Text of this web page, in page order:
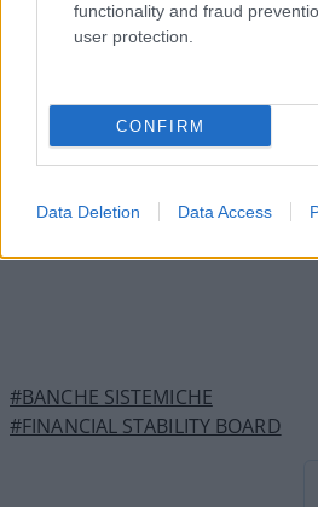
functionality and fraud
user protection.
CONFIRM
Data Deletion Data Access
squadre del Dragone.
sette le banche sistemiche
Bper, Bnl, Mediobanca e il
Iccrea.
#BANCHE SISTEMICHE
#FINANCIAL STABILITY BOARD